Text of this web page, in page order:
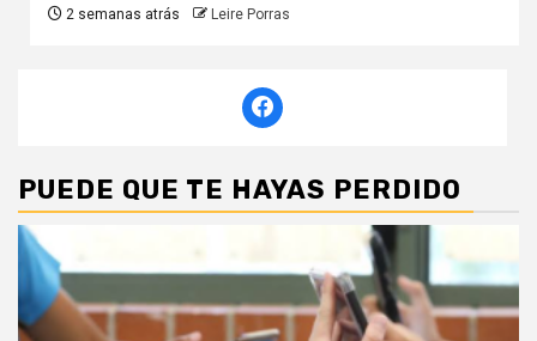
2 semanas atrás Leire Porras
PUEDE QUE TE HAYAS PERDIDO